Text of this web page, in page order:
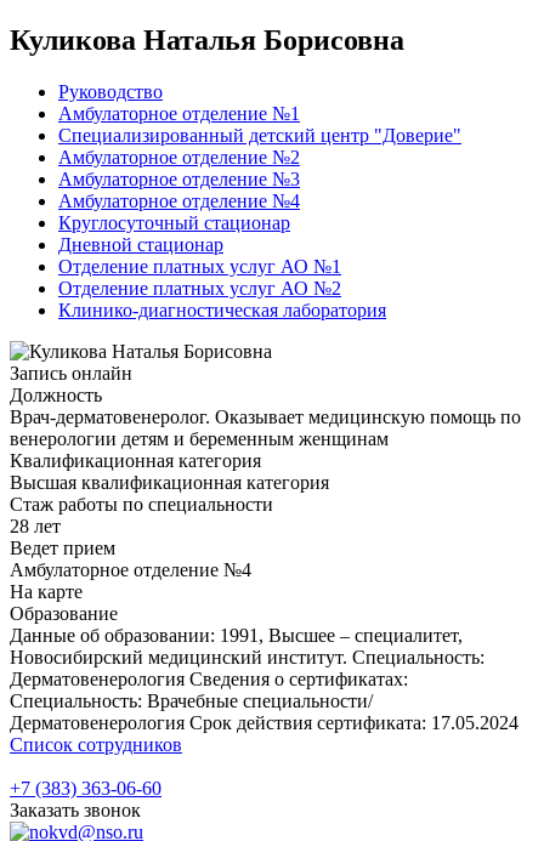
Куликова Наталья Борисовна
Руководство
Амбулаторное отделение №1
Специализированный детский центр "Доверие"
Амбулаторное отделение №2
Амбулаторное отделение №3
Амбулаторное отделение №4
Круглосуточный стационар
Дневной стационар
Отделение платных услуг АО №1
Отделение платных услуг АО №2
Клинико-диагностическая лаборатория
Запись онлайн
Должность
Врач-дерматовенеролог. Оказывает медицинскую помощь по
венерологии детям и беременным женщинам
Квалификационная категория
Высшая квалификационная категория
Стаж работы по специальности
28 лет
Ведет прием
Амбулаторное отделение №4
На карте
Образование
Данные об образовании: 1991, Высшее – специалитет,
Новосибирский медицинский институт. Специальность:
Дерматовенерология Сведения о сертификатах:
Специальность: Врачебные специальности/
Дерматовенерология Срок действия сертификата: 17.05.2024
Список сотрудников
+7 (383) 363-06-60
Заказать звонок